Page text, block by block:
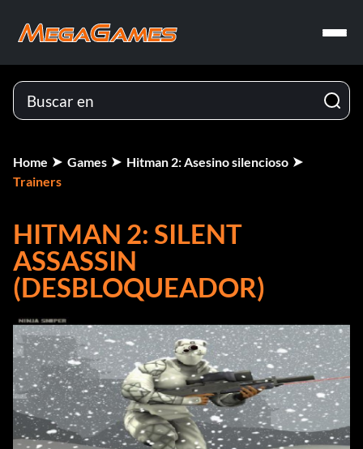
Home Games
Hitman 2: Asesino silencioso
Trainers
HITMAN 2: SILENT
ASSASSIN
(DESBLOQUEADOR)